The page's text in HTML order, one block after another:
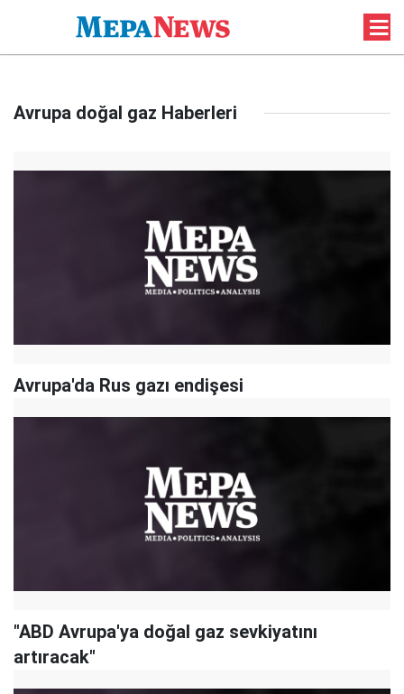
Avrupa doğal gaz Haberleri
Avrupa'da Rus gazı endişesi
"ABD Avrupa'ya doğal gaz sevkiyatını
artıracak"